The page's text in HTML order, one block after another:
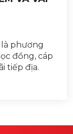
phương
đồng, cáp
tiếp địa.